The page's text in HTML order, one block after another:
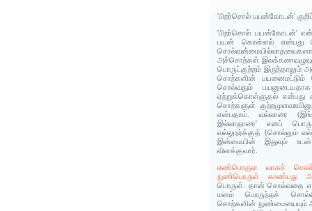
'பிறர்சொல் பயன்கோடன்'
'பிறர்சொல் பயன்கோடன்'
பயன் கொள்ளல் என்பது
அச்சொற்கள்
பொருட்குற்றம் இருந்தாலும்
சொற்களின் பயனைமட்டும்
சொல்வதும்
ஏற்றுக்கொள்ளுதல் என்பது
சொற்களுள்
என்பதாம். வல்லாரை
இல்லாதாரை' எனப்
வல்லுநர்க்குத் (சொல்லும்
இன்மையின் இதுவும்
விளக்குவார்.
எண்பொருள வாகச்
நுண்பொருள் காண்பது
பொருள்: தான் சொல்வதை
மனம் பொருந்தச்
சொற்களின் நுண்மையையும்